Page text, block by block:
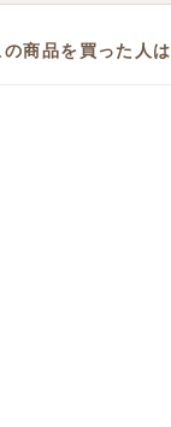
の商品を買った人は